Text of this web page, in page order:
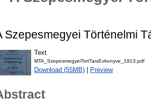
Szepesmegyei Történelmi
Text
MTA_SzepesmegyeiTortTarsEvkonyve_1913.pdf
Download (55MB) Preview